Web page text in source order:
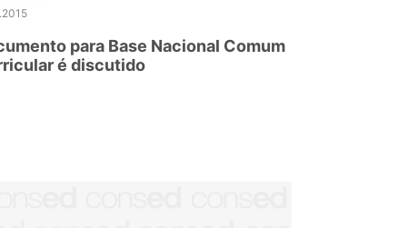
para Base Nacional Comum
é discutido